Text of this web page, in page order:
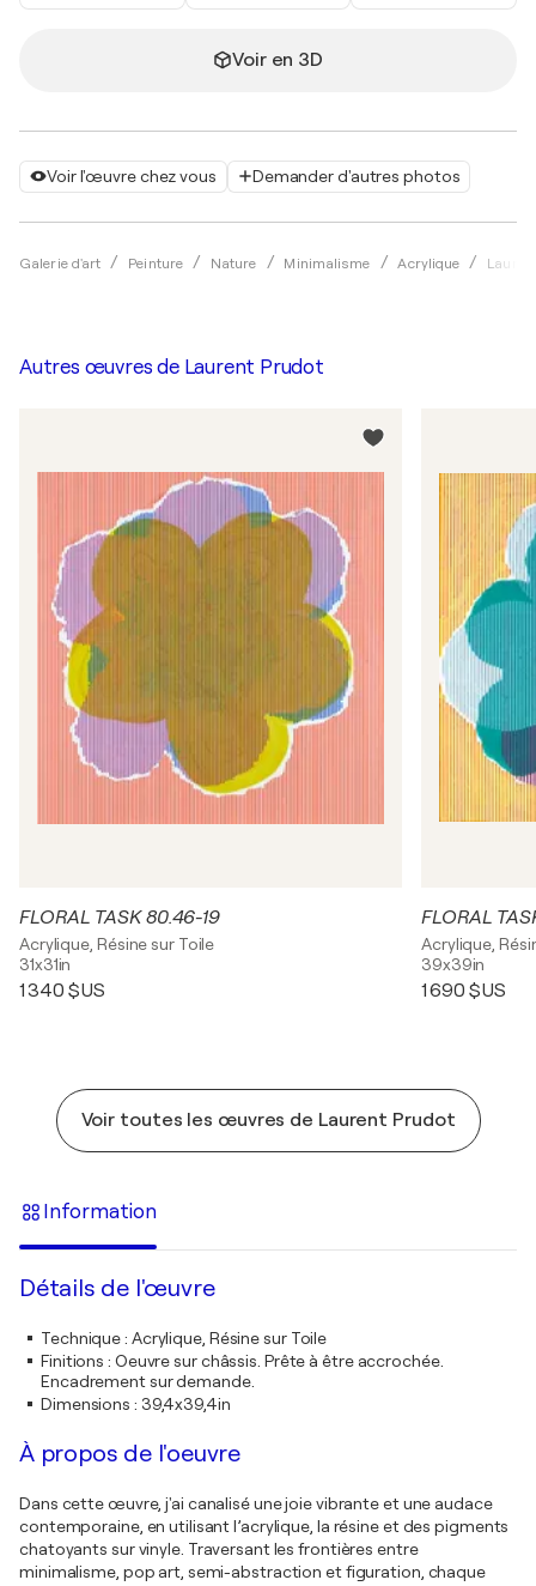
Voir l'œuvre chez vous Demander d'autres photos
Galerie d'art Peinture Nature Minimalisme Acrylique
Voir en 3D
Autres œuvres de Laurent Prudot
FLORAL TASK 80.46-19
Acrylique, Résine sur Toile
31x31in
1 340 $US
FLORAL
Acrylique,
39x39in
1 690 $US
Voir toutes les œuvres de Laurent Prudot
Information
Détails de l'œuvre
Technique: Acrylique, Résine sur Toile
Finitions : Oeuvre sur châssis. Prête à être accrochée.
Encadrement sur demande.
Dimensions : 39,4x39,4in
À propos de l'oeuvre
Dans cette œuvre, j'ai canalisé une joie vibrante et une audace
contemporaine, en utilisant l’acrylique, la résine et des pigments
chatoyants sur vinyle. Traversant les frontières entre
minimalisme, pop art, semi-abstraction et figuration, chaque